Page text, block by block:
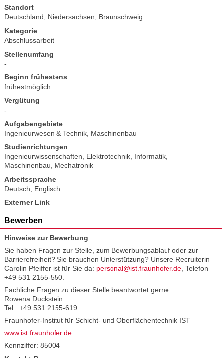
Standort
Deutschland, Niedersachsen, Braunschweig
Kategorie
Abschlussarbeit
Stellenumfang
-
Beginn frühestens
frühestmöglich
Vergütung
-
Aufgabengebiete
Ingenieurwesen & Technik, Maschinenbau
Studienrichtungen
Ingenieurwissenschaften, Elektrotechnik, Informatik,
Maschinenbau, Mechatronik
Arbeitssprache
Deutsch
Englisch
Externer Link
Bewerben
Hinweise zur Bewerbung
Sie haben Fragen zur Stelle, zum Bewerbungsablauf oder zur
Barrierefreiheit? Sie brauchen Unterstützung? Unsere Recruiterin
Carolin Pfeiffer ist für Sie da: personal@ist.fraunhofer.de, Telefon
+49 531 2155-550.
Fachliche Fragen zu dieser Stelle beantwortet gerne:
Rowena Duckstein
Tel.: +49 531 2155-619
Fraunhofer-Institut für Schicht- und Oberflächentechnik IST
www.ist.fraunhofer.de
Kennziffer: 85004